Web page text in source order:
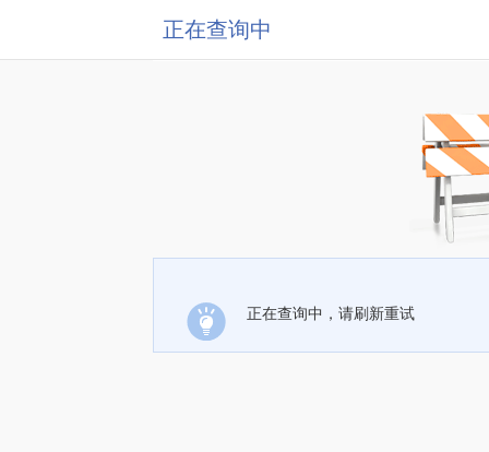
正在查询中
正在查询中，请刷新重试